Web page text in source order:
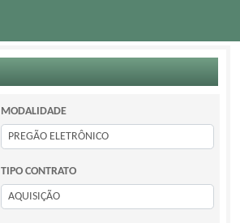
MODALIDADE
TIPO CONTRATO